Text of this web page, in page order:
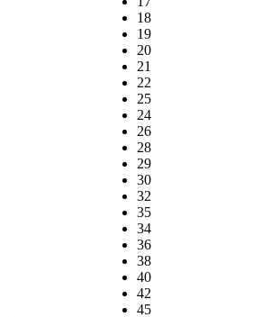
18
19
20
21
22
25
24
26
28
29
30
32
35
34
36
38
40
42
45